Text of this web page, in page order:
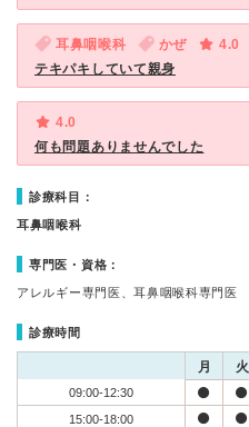
耳鼻咽喉科 かぜ
4.0
テキパキしていて親身
4.0
何も問題ありませんでした
診療科目：
耳鼻咽喉科
専門医・資格：
アレルギー専門医、耳鼻咽喉科専門医
診療時間
月 火
09:00-12:30
15:00-18:00